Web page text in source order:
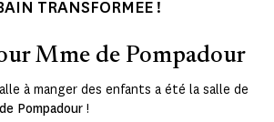
TRANSFORMÉE !
Mme de Pompadour
à manger des enfants a été la salle de
Pompadour !